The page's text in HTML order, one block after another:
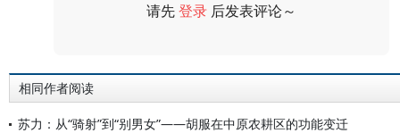
请先登录 后发表评论～
相同作者阅读
苏力：从“骑射”到“别男女”——胡服在中原农耕区的功能变迁